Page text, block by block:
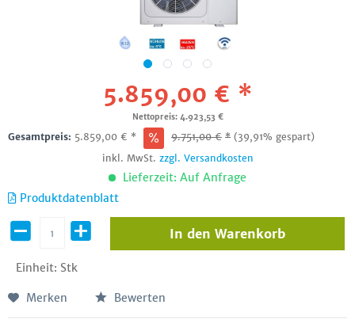
5.859,00 € *
Nettopreis: 4.923,53 €
Gesamtpreis: 5.859,00 € * 9.751,00€ * (39,91% gespart)
inkl. MwSt. zzgl. Versandkosten
Lieferzeit: Auf Anfrage
Produktdatenblatt
Einheit: Stk
In den Warenkorb
Merken Bewerten